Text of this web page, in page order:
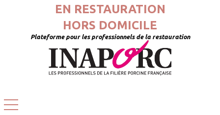
EN RESTAURATION
HORS DOMICILE
Plateforme pour les professionnels de la restauration